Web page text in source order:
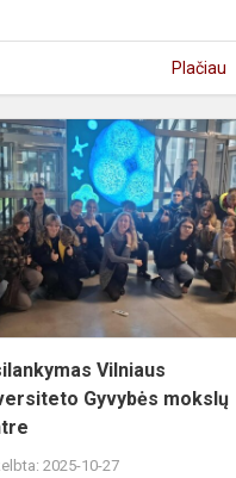
Plačiau
užsiėmimas
Vilniaus
Gyvybės mokslų
2025-10-27